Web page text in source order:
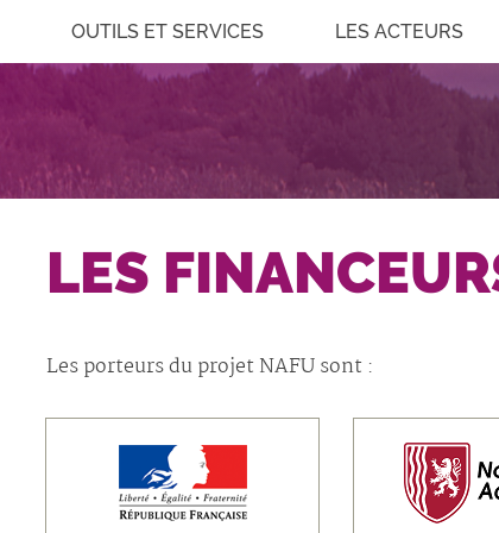
OUTILS ET SERVICES LES ACTEURS
LES
Les porteurs du projet NAFU sont :